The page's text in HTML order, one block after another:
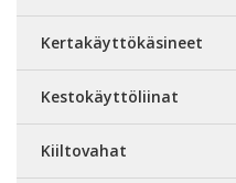
Kertakäyttökäsineet
Kestokäyttöliinat
Kiiltovahat